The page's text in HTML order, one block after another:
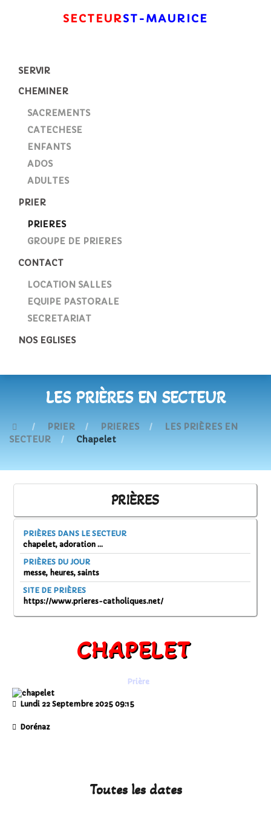
SECTEURST-MAURICE
SERVIR
CHEMINER
SACREMENTS
CATECHESE
ENFANTS
ADOS
ADULTES
PRIER
PRIERES
GROUPE DE PRIERES
CONTACT
LOCATION SALLES
EQUIPE PASTORALE
SECRETARIAT
NOS EGLISES
LES PRIÈRES EN SECTEUR
PRIER PRIERES
LES PRIÈRES EN
SECTEUR
Chapelet
PRIÈRES
PRIÈRES DANS LE SECTEUR
chapelet, adoration ...
PRIÈRES DU JOUR
messe, heures, saints
SITE DE PRIÈRES
https://www.prieres-catholiques.net/
CHAPELET
Prière
Lundi 22 Septembre 2025 09:15
Dorénaz
Toutes les dates